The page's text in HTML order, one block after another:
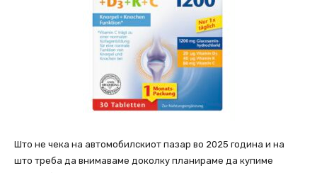
Што не чека на автомобилскиот пазар во 2025 година и на
што треба да внимаваме доколку планираме да купиме